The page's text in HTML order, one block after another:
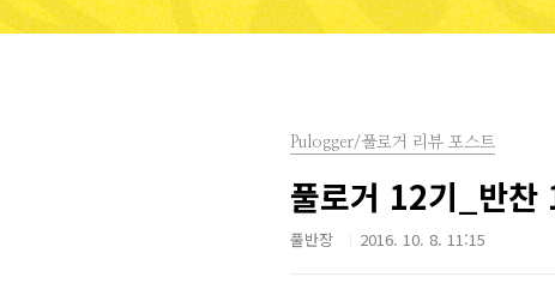
Pulogger/풀로거 리뷰 포스트
풀로거 12기_반찬
풀반장 2016. 10. 8. 11:15